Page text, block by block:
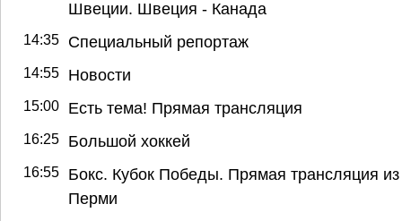
Швеции. Швеция - Канада
14:35 Специальный репортаж
14:55 Новости
15:00 Есть тема! Прямая трансляция
16:25 Большой хоккей
16:55
Бокс. Кубок Победы. Прямая трансляция из
Перми